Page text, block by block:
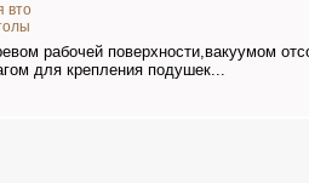
вто
рабочей поверхности,вакуумом
для крепления подушек...